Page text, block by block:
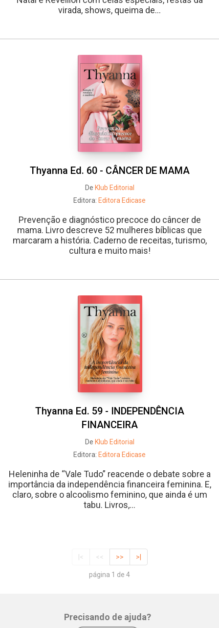
virada, shows, queima de...
Thyanna Ed. 60 - CÂNCER DE MAMA
De Klub Editorial
Editora: Editora Edicase
Prevenção e diagnóstico precoce do câncer de
mama. Livro descreve 52 mulheres bíblicas que
marcaram a história. Caderno de receitas, turismo,
cultura e muito mais!
Thyanna Ed. 59 - INDEPENDÊNCIA
FINANCEIRA
De Klub Editorial
Editora: Editora Edicase
Heleninha de “Vale Tudo” reacende o debate sobre a
importância da independência financeira feminina. E,
claro, sobre o alcoolismo feminino, que ainda é um
tabu. Livros,...
|< << >> >|
página 1 de 4
Precisando de ajuda?